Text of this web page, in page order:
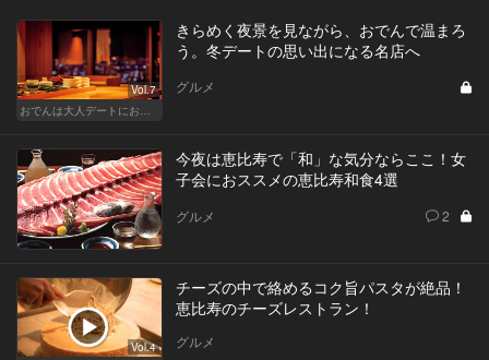
Vol.7
おでんは大人デートにおすすめ！ふたりで温まろう
きらめく夜景を見ながら、おでんで温まろ
う。冬デートの思い出になる名店へ
グルメ
今夜は恵比寿で「和」な気分ならここ！女
子会におススメの恵比寿和食4選
グルメ 2
Vol.4
チーズの中で絡めるコク旨パスタが絶品！
恵比寿のチーズレストラン！
グルメ